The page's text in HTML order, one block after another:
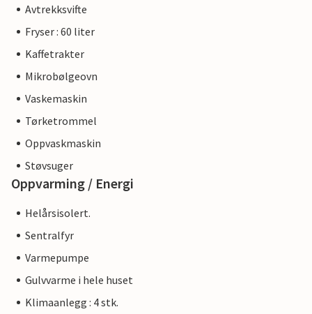
Avtrekksvifte
Fryser : 60 liter
Kaffetrakter
Mikrobølgeovn
Vaskemaskin
Tørketrommel
Oppvaskmaskin
Støvsuger
Oppvarming / Energi
Helårsisolert.
Sentralfyr
Varmepumpe
Gulvvarme i hele huset
Klimaanlegg : 4 stk.